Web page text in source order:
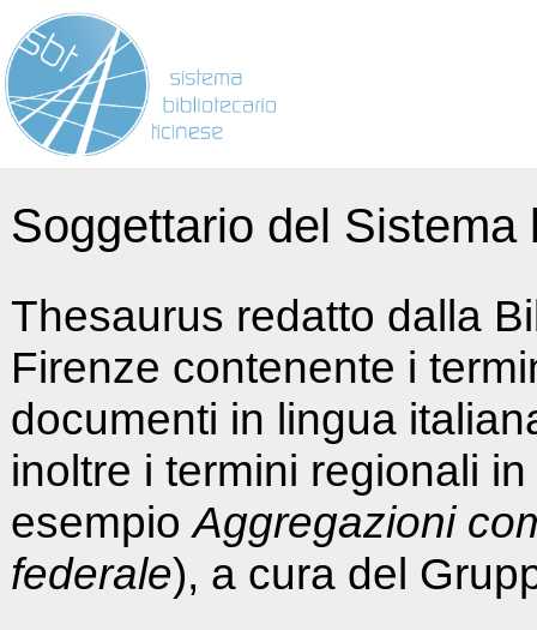
Soggettario del
Thesaurus redatto dalla
Firenze contenente i
documenti in lingua
inoltre i termini regionali
esempioAggregazioni
federale), a cura del